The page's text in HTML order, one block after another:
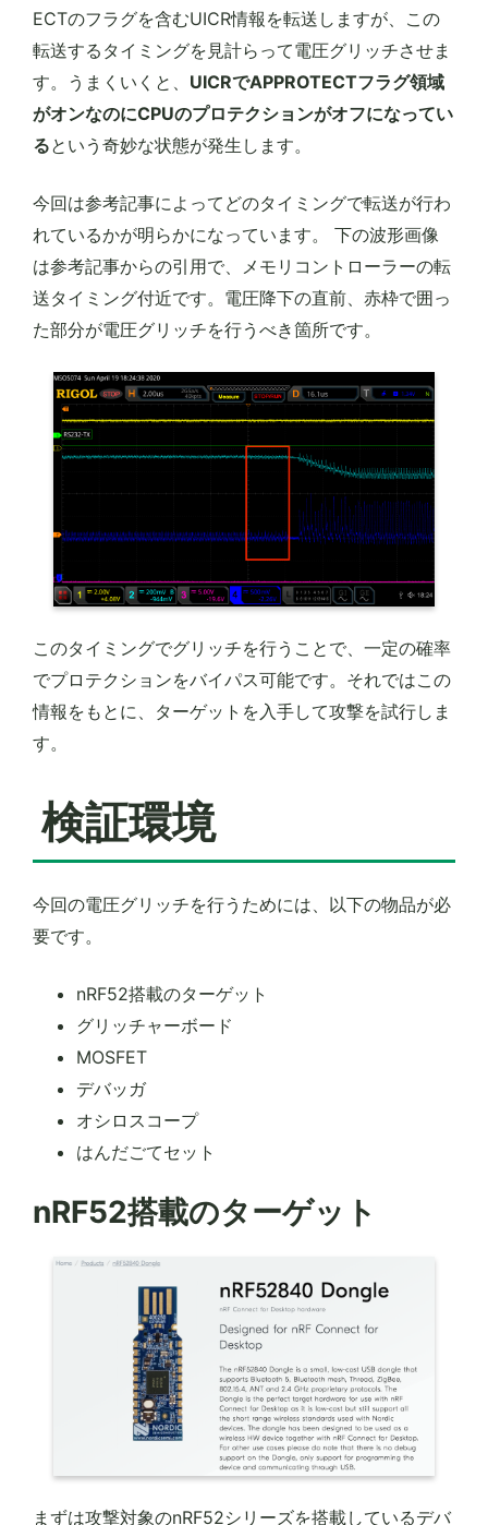
ECTのフラグを含むUICR情報を転送しますが、この
転送するタイミングを見計らって電圧グリッチさせま
す。うまくいくと、 UICRでAPPROTECTフラグ領域
がオンなのにCPUのプロテクションがオフになってい
るという奇妙な状態が発生します。
今回は参考記事によってどのタイミングで転送が行わ
れているかが明らかになっています。 下の波形画像
は参考記事からの引用で、メモリコントローラーの転
送タイミング付近です。電圧降下の直前、赤枠で囲っ
た部分が電圧グリッチを行うべき箇所です。
このタイミングでグリッチを行うことで、一定の確率
でプロテクションをバイパス可能です。それではこの
情報をもとに、ターゲットを入手して攻撃を試行しま
す。
検証環境
今回の電圧グリッチを行うためには、以下の物品が必
要です。
nRF52搭載のターゲット
グリッチャーボード
MOSFET
デバッガ
オシロスコープ
はんだごてセット
nRF52搭載のターゲット
まずは攻撃対象のnRF52シリーズを搭載しているデバ